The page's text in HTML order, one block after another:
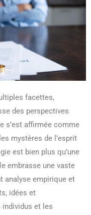
facettes,
des perspectives
s’est affirmée comme
mystères de l’esprit
est bien plus qu’une
embrasse une vaste
analyse empirique et
idées et
et les